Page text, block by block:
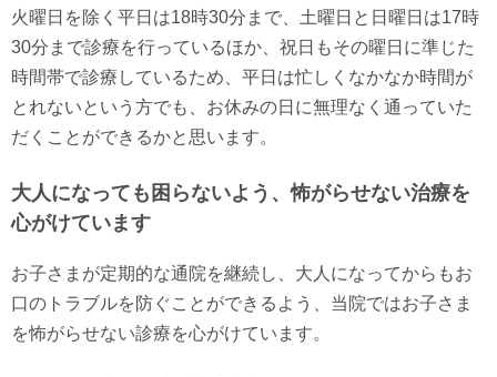
火曜日を除く平日は18時30分まで、土曜日と日曜日は17時
30分まで診療を行っているほか、祝日もその曜日に準じた
時間帯で診療しているため、平日は忙しくなかなか時間が
とれないという方でも、お休みの日に無理なく通っていた
だくことができるかと思います。
大人になっても困らないよう、怖がらせない治療を
心がけています
お子さまが定期的な通院を継続し、大人になってからもお
口のトラブルを防ぐことができるよう、当院ではお子さま
を怖がらせない診療を心がけています。